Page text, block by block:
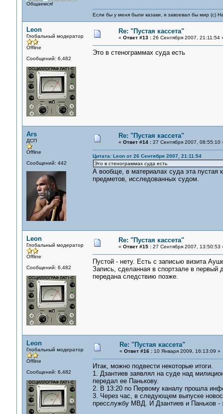
Общаемся!
Если бы у меня были казаки, я завоевал бы мир (с)
Leon
Глобальный модератор
Offline
Сообщений: 6,482
Re: "Пустая кассета"
« Ответ #13 :26 Сентября 2007, 21:11:54
Это в стенограммах суда есть
Ars
ДСП
Offline
Сообщений: 442
Re: "Пустая кассета"
« Ответ #14 :27 Сентября 2007, 08:55:10
Цитата: Leon от 26 Сентября 2007, 21:11:54
Это в стенограммах суда есть
А вообще, в материалах суда эта
предметов, исследованных судом.
Leon
Глобальный модератор
Offline
Сообщений: 6,482
Re: "Пустая кассета"
« Ответ #15 :27 Сентября 2007, 13:50:53
Пустой - нету. Есть с записью визита
Запись, сделанная в спортзале в первый
передана следствию позже.
Leon
Глобальный модератор
Offline
Сообщений: 6,482
Re: "Пустая кассета"
« Ответ #16 :10 Января 2009, 16:13:09 »
Итак, можно подвести некоторые итоги.
1. Дзантиев заявлял на суде над
передал ее Панькову.
2. В 13:20 по Первому каналу прошла
3. Через час, в следующем выпуске
пресслужбу МВД. И Дзантиев и Паньков